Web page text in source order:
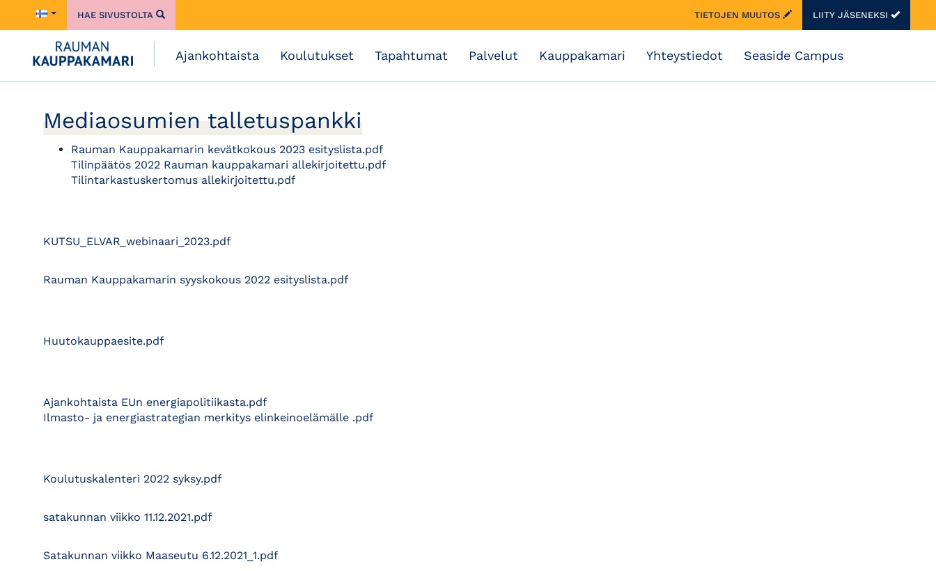
HAE SIVUSTOLTA TIETOJEN MUUTOS LIITY JÄSENEKSI
Ajankohtaista Koulutukset Tapahtumat Palvelut Kauppakamari Yhteystiedot Seaside Campus
Mediaosumien talletuspankki
Rauman Kauppakamarin kevätkokous 2023 esityslista.pdf
Tilinpäätös 2022 Rauman kauppakamari allekirjoitettu.pdf
Tilintarkastuskertomus allekirjoitettu.pdf
KUTSU_ELVAR_webinaari_2023.pdf
Rauman Kauppakamarin syyskokous 2022 esityslista.pdf
Huutokauppaesite.pdf
Ajankohtaista EUn energiapolitiikasta.pdf
Ilmasto- ja energiastrategian merkitys elinkeinoelämälle .pdf
Koulutuskalenteri 2022 syksy.pdf
satakunnan viikko 11.12.2021.pdf
Satakunnan viikko Maaseutu 6.12.2021_1.pdf